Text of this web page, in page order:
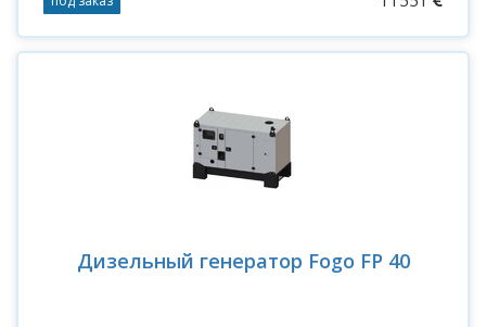
Дизельный генератор Fogo FP 40